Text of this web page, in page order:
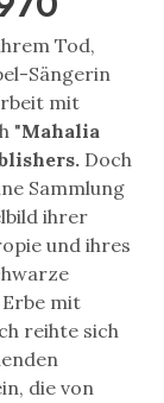
Tod,
Sängerin
mit
"Mahalia
Doch
Sammlung
ihrer
und ihres
mit
reihte sich
die von